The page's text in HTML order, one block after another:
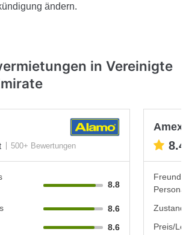
ändern.
in Vereinigte
500+ Bewertungen
8.8
8.6
8.6
Preis/